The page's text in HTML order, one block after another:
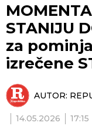
STANIJU
za
izrečene
AUTOR:
14.05.2026 17:15